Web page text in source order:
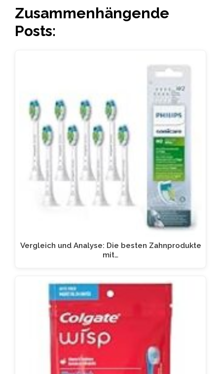
Zusammenhängende
Posts:
Vergleich und Analyse: Die besten Zahnprodukte
mit…